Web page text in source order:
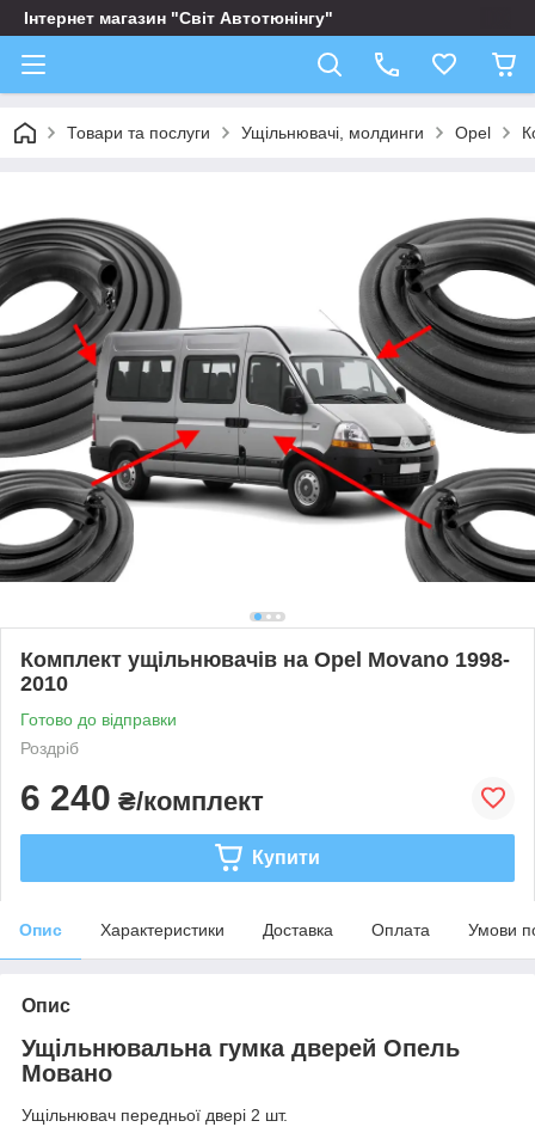
Інтернет магазин "Світ Автотюнінгу"
Товари та послуги Ущільнювачі, молдинги Opel
Комплект ущільнювачів на Opel Movano 1998-
2010
Готово до відправки
Роздріб
6 240 ₴/комплект
Купити
Опис Характеристики Доставка Оплата Умови
Опис
Ущільнювальна гумка дверей Опель
Мовано
Ущільнювач передньої двері 2 шт.